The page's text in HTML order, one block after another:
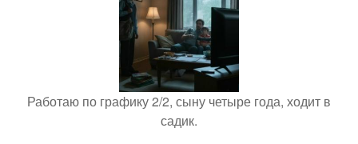
Работаю по графику 2/2, сыну четыре года, ходит в
садик.